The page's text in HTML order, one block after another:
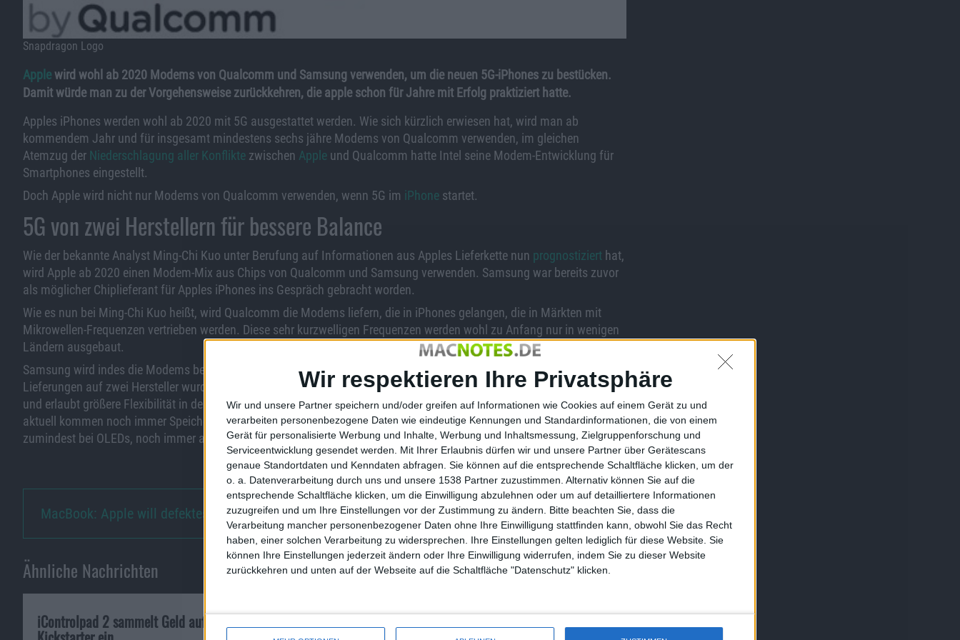
Wir respektieren Ihre Privatsphäre
Wir und unsere Partner speichern und/oder greifen auf Informationen wie Cookies auf einem Gerät zu und
verarbeiten personenbezogene Daten wie eindeutige Kennungen und Standardinformationen, die von einem
Gerät für personalisierte Werbung und Inhalte, Werbung und Inhaltsmessung, Zielgruppenforschung und
Serviceentwicklung gesendet werden.
Mit Ihrer Erlaubnis dürfen wir und unsere Partner über Gerätescans
genaue Standortdaten und Kenndaten abfragen. Sie können auf die entsprechende Schaltfläche klicken, um der
o. a. Datenverarbeitung durch uns und unsere 1538 Partner zuzustimmen. Alternativ können Sie auf die
entsprechende Schaltfläche klicken, um die Einwilligung abzulehnen oder um auf detailliertere Informationen
zuzugreifen und um Ihre Einstellungen vor der Zustimmung zu ändern.
Bitte beachten Sie, dass die
Verarbeitung mancher personenbezogener Daten ohne Ihre Einwilligung stattfinden kann, obwohl Sie das Recht
haben, einer solchen Verarbeitung zu widersprechen. Ihre Einstellungen gelten lediglich für diese Website. Sie
können Ihre Einstellungen jederzeit ändern oder Ihre Einwilligung widerrufen, indem Sie zu dieser Website
zurückkehren und unten auf der Webseite auf die Schaltfläche "Datenschutz" klicken.
Snapdragon Logo
Apple wird wohl ab 2020 Modems von Qualcomm und Samsung verwenden, um die neuen 5G-iPhones zu bestücken.
Damit würde man zu der Vorgehensweise zurückkehren, die apple schon für Jahre mit Erfolg praktiziert hatte.
Apples iPhones werden wohl ab 2020 mit 5G ausgestattet werden. Wie sich kürzlich erwiesen hat, wird man ab
kommendem Jahr und für insgesamt mindestens sechs jähre Modems von Qualcomm verwenden, im gleichen
Atemzug der Niederschlagung aller Konflikte zwischen Apple und Qualcomm hatte Intel seine Modem-Entwicklung für
Smartphones eingestellt.
Doch Apple wird nicht nur Modems von Qualcomm verwenden, wenn 5G im iPhone startet.
5G von zwei Herstellern für bessere Balance
Wie der bekannte Analyst Ming-Chi Kuo unter Berufung auf Informationen aus Apples Lieferkette nun prognostiziert hat,
wird Apple ab 2020 einen Modem-Mix aus Chips von Qualcomm und Samsung verwenden. Samsung war bereits zuvor
als möglicher Chiplieferant für Apples iPhones ins Gespräch gebracht worden.
Wie es nun bei Ming-Chi Kuo heißt, wird Qualcomm die Modems liefern, die in iPhones gelangen, die in Märkten mit
Mikrowellen-Frequenzen vertrieben werden. Diese sehr kurzwelligen Frequenzen werden wohl zu Anfang nur in wenigen
Ländern ausgebaut.
Samsung wird indes die Modems beisteuern, die die Bänder unterhalb von sechs GHz unterstützen. Eine Aufteilung der
Lieferungen auf zwei Hersteller wurde von Apple schon früher favorisiert. Er ermöglicht eine günstigere Preiskalkulation
und erlaubt größere Flexibilität in der Lieferkette. Apple hatte vor Jahren bereits Modems von Samsung verwendet,
aktuell kommen noch immer Speichermodule und Displays von Samsung imiPhonezum Einsatz. Letztere werden,
zumindest bei OLEDs, noch immer auch weitgehend allein von Samsung Display beigesteuert.
MacBook: Apple will defektes B… Im Video: iPhone 11 könnte et…
Ähnliche Nachrichten
iControlpad 2 sammelt Geld auf iPad: Apple gibt Tipps bei WiFi- Kaufen Apple, Google oder